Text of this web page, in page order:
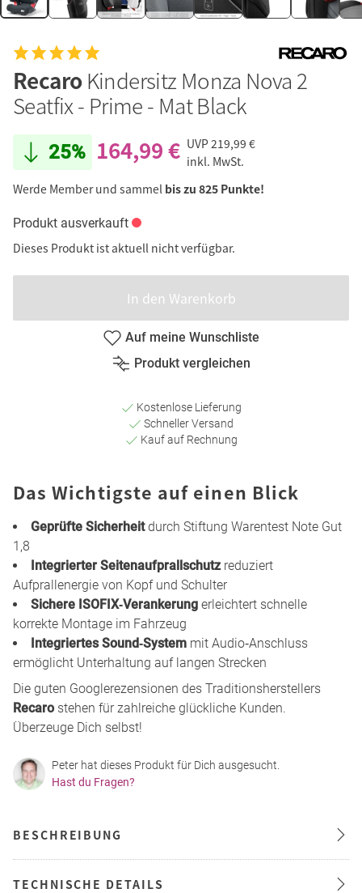
RecaroKindersitz Monza Nova 2
Seatfix - Prime - Mat Black
25% 164,99 € UVP219,99 €
inkl. MwSt.
Werde Member und sammel bis zu 825 Punkte!
Produkt ausverkauft
Dieses Produkt ist aktuell nicht verfügbar.
In den Warenkorb
Auf meine Wunschliste
Produkt vergleichen
Kostenlose Lieferung
Schneller Versand
Kauf auf Rechnung
Das Wichtigste auf einen Blick
Geprüfte Sicherheitdurch Stiftung Warentest Note Gut
1,8
Integrierter Seitenaufprallschutzreduziert
Aufprallenergie von Kopf und Schulter
Sichere ISOFIX‑Verankerung erleichtert schnelle
korrekte Montage im Fahrzeug
Integriertes Sound‑System mit Audio‑Anschluss
ermöglicht Unterhaltung auf langen Strecken
Die guten Googlerezensionen des Traditionsherstellers
Recaro stehen für zahlreiche glückliche Kunden.
Überzeuge Dich selbst!
Peter hat dieses Produkt für Dich ausgesucht.
Hast du Fragen?
BESCHREIBUNG
TECHNISCHE DETAILS